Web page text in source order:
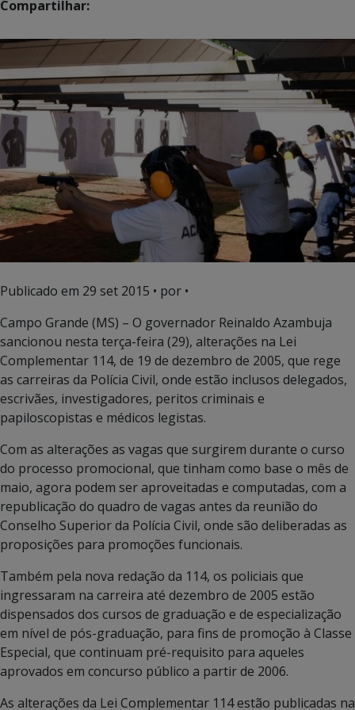
Compartilhar:
Publicado em 29 set 2015 • por •
Campo Grande (MS) – O governador Reinaldo Azambuja
sancionou nesta terça-feira (29), alterações na Lei
Complementar 114, de 19 de dezembro de 2005, que rege
as carreiras da Polícia Civil, onde estão inclusos delegados,
escrivães, investigadores, peritos criminais e
papiloscopistas e médicos legistas.
Com as alterações as vagas que surgirem durante o curso
do processo promocional, que tinham como base o mês de
maio, agora podem ser aproveitadas e computadas, com a
republicação do quadro de vagas antes da reunião do
Conselho Superior da Polícia Civil, onde são deliberadas as
proposições para promoções funcionais.
Também pela nova redação da 114, os policiais que
ingressaram na carreira até dezembro de 2005 estão
dispensados dos cursos de graduação e de especialização
em nível de pós-graduação, para fins de promoção à Classe
Especial, que continuam pré-requisito para aqueles
aprovados em concurso público a partir de 2006.
As alterações da Lei Complementar 114 estão publicadas na